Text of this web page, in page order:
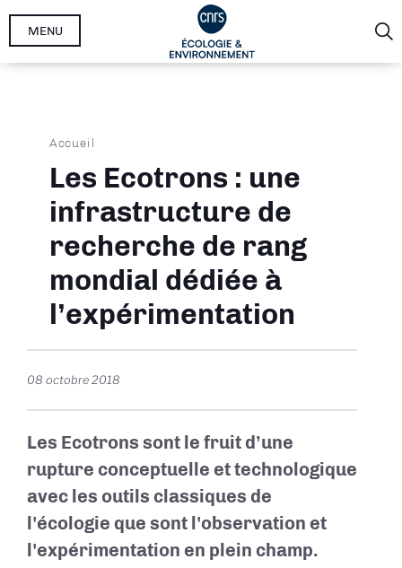
Aller
MENU
Fil
d'Ariane
Accueil
Les Ecotrons : une
infrastructure de
recherche de rang
mondial dédiée à
l’expérimentation
08 octobre 2018
Les Ecotrons sont le fruit d’une
rupture conceptuelle et technologique
avec les outils classiques de
l'écologie que sont l'observation et
l'expérimentation en plein champ.